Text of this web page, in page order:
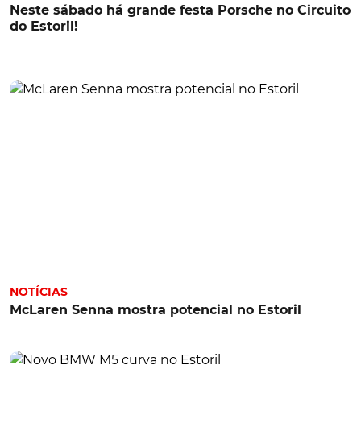
Neste sábado há grande festa Porsche no Circuito
do Estoril!
NOTÍCIAS
McLaren Senna mostra potencial no Estoril